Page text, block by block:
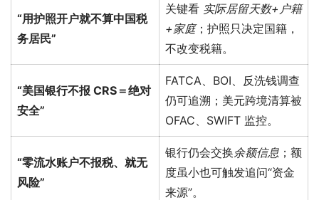
“用护照开户就不算中国税
务居民”
关键看 实际居留天数+户籍
+家庭；护照只决定国籍，
不改变税籍。
“美国银行不报 CRS＝绝对
安全”
FATCA、BOI、反洗钱调查
仍可追溯；美元跨境清算被
OFAC、SWIFT 监控。
“零流水账户不报税、就无
风险”
银行仍会交换余额信息 ；额
度虽小也可触发追问“资金
来源”。